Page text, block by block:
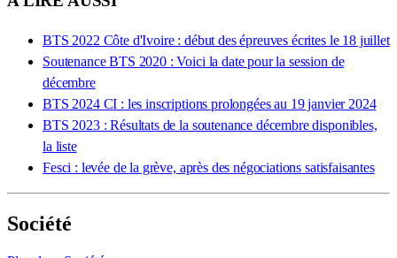
BTS 2022 Côte d'Ivoire : début des épreuves écrites le 18 juillet
Soutenance BTS 2020 : Voici la date pour la session de
décembre
BTS 2024 CI : les inscriptions prolongées au 19 janvier 2024
BTS 2023 : Résultats de la soutenance décembre disponibles,
la liste
Fesci : levée de la grève, après des négociations satisfaisantes
Société